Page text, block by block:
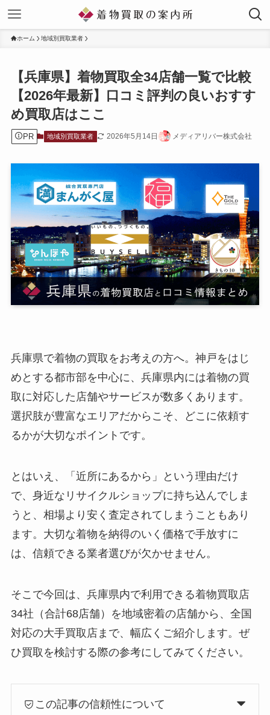
ホーム 地域別買取業者
【兵庫県】着物買取全34店舗一覧で比較
【2026年最新】口コミ評判の良いおすす
め買取店はここ
PR 地域別買取業者 2026年5月14日 メディアリバー株式会社
兵庫県で着物の買取をお考えの方へ。神戸をはじ
めとする都市部を中心に、兵庫県内には着物の買
取に対応した店舗やサービスが数多くあります。
選択肢が豊富なエリアだからこそ、どこに依頼す
るかが大切なポイントです。
とはいえ、「近所にあるから」という理由だけ
で、身近なリサイクルショップに持ち込んでしま
うと、相場より安く査定されてしまうこともあり
ます。大切な着物を納得のいく価格で手放すに
は、信頼できる業者選びが欠かせません。
そこで今回は、兵庫県内で利用できる着物買取店
34社（合計68店舗）を地域密着の店舗から、全国
対応の大手買取店まで、幅広くご紹介します。ぜ
ひ買取を検討する際の参考にしてみてください。
この記事の信頼性について